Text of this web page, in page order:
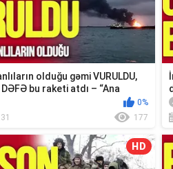
olduğu gəmi VURULDU,
DƏFƏ bu raketi atdı – “Ana
0%
177
HD